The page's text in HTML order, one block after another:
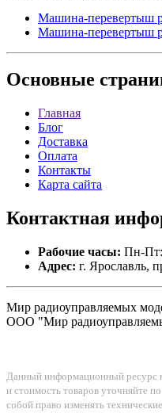
Машина-перевертыш
Машина-перевертыш
Основные
Главная
Блог
Доставка
Оплата
Контакты
Карта сайта
Контактная
Рабочие часы: Пн-Пт:
Адрес: г. Ярославль,
Мир радиоуправляемых
ООО "Мир
Данный информационный ресурс
и стоимость товаров уточняйте
собой право изменять